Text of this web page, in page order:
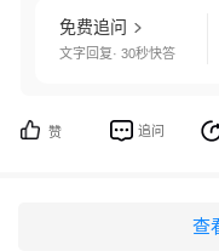
免费追问
文字回复· 30秒快答
赞 追问
查